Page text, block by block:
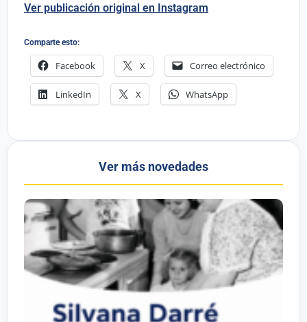
Ver publicación original en Instagram
Comparte esto:
Facebook X Correo electrónico
LinkedIn X WhatsApp
Ver más novedades